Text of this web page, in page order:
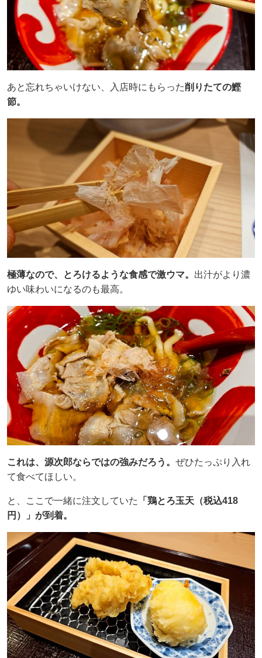
あと忘れちゃいけない、入店時にもらった削りたての鰹
節。
極薄なので、とろけるような食感で激ウマ。 出汁がより濃
ゆい味わいになるのも最高。
これは、源次郎ならではの強みだろう。 ぜひたっぷり入れ
て食べてほしい。
と、ここで一緒に注文していた
「鶏とろ玉天（税込418
円）」が到着。